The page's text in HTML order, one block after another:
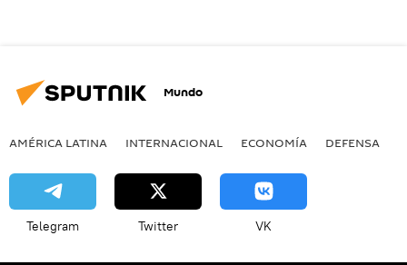
Mundo
AMÉRICA LATINA INTERNACIONAL ECONOMÍA DEFENSA
Telegram Twitter VK